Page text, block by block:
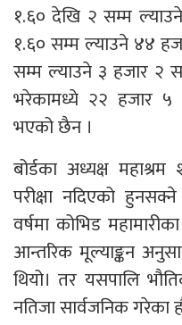
१.६० देखि २ सम्म
१.६० सम्म ल्याउने ४४
सम्म ल्याउने ३ हजार २
भरेकामध्ये २२ हजार ५
भएको छैन ।
बोर्डका अध्यक्ष
परीक्षा नदिएको
वर्षमा कोभिड
आन्तरिक मूल्याङ्कन
थियो। तर यसपालि
नतिजा सार्वजनिक गरेका